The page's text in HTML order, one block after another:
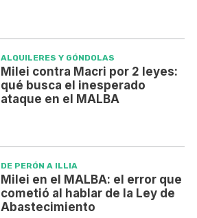
ALQUILERES Y GÓNDOLAS
Milei contra Macri por 2 leyes:
qué busca el inesperado
ataque en el MALBA
DE PERÓN A ILLIA
Milei en el MALBA: el error que
cometió al hablar de la Ley de
Abastecimiento